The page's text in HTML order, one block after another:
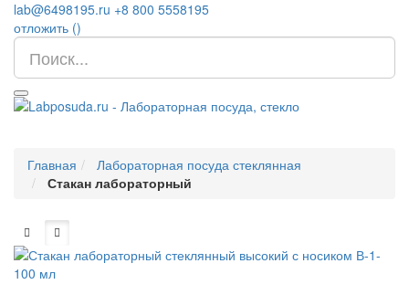
lab@6498195.ru +8 800 5558195
отложить ()
Главная
Лабораторная посуда стеклянная
Стакан лабораторный